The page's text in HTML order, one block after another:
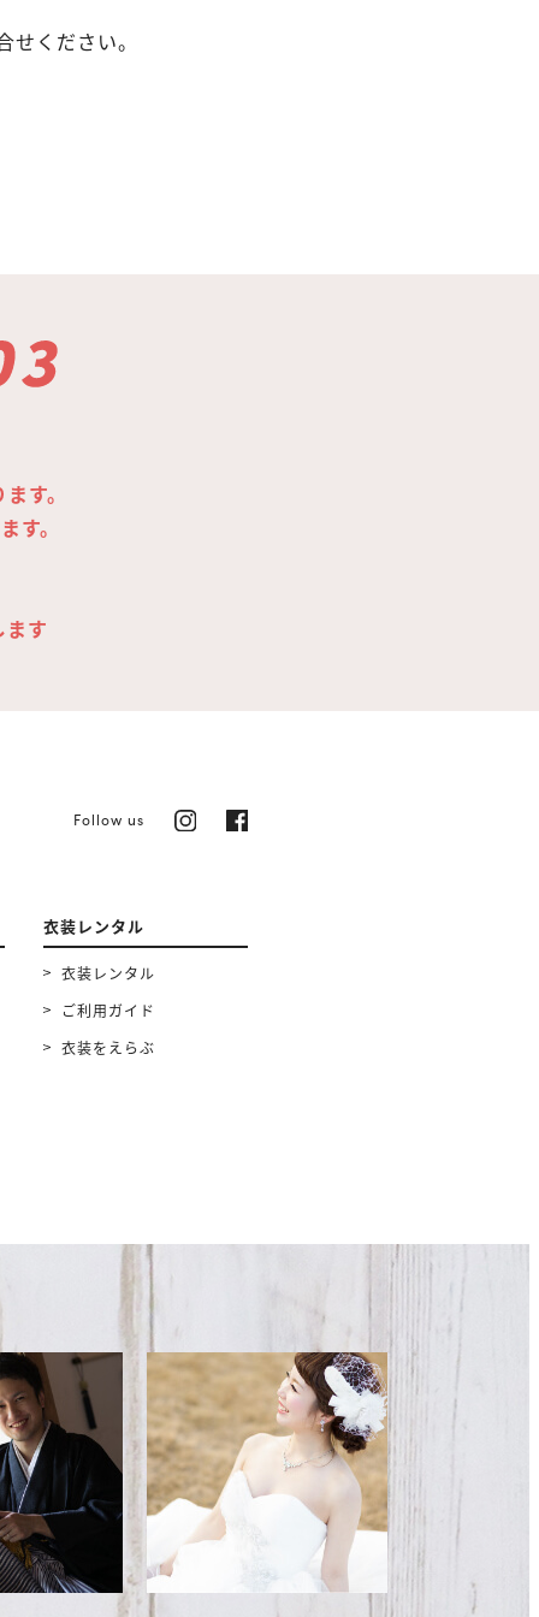
ください。
す。
す。
す
Follow us
衣装レンタル
衣装レンタル
ご利用ガイド
衣装をえらぶ